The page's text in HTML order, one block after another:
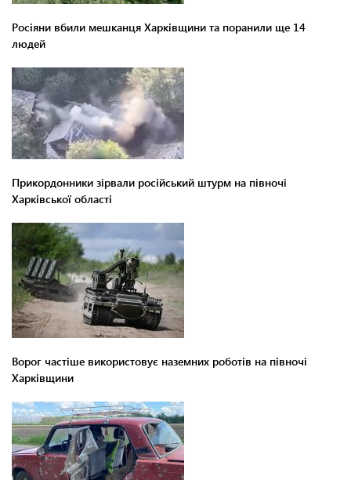
Росіяни вбили мешканця Харківщини та поранили ще 14
людей
Прикордонники зірвали російський штурм на півночі
Харківської області
Ворог частіше використовує наземних роботів на півночі
Харківщини